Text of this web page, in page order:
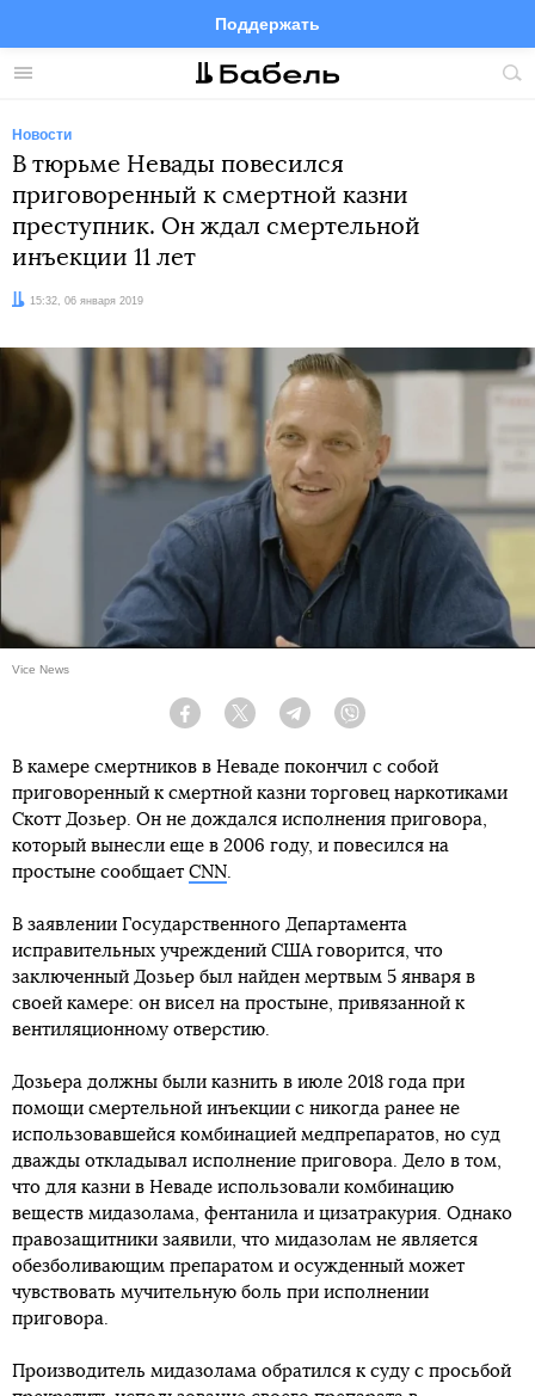
Меню
Поддержать
FacebookTelegramTwitter
Новости
В тюрьме Невады повесился
приговоренный к смертной казни
преступник. Он ждал смертельной
инъекции 11 лет
Дата:15:32, 06 января 2019
Vice News
Facebook Twitter Telegram
В камере смертников в Неваде покончил с собой
приговоренный к смертной казни торговец наркотиками
Скотт Дозьер. Он не дождался исполнения приговора,
который вынесли еще в 2006 году, и повесился на
простыне сообщает CNN.
В заявлении Государственного Департамента
исправительных учреждений США говорится, что
заключенный Дозьер был найден мертвым 5 января в
своей камере: он висел на простыне, привязанной к
вентиляционному отверстию.
Дозьера должны были казнить в июле 2018 года при
помощи смертельной инъекции с никогда ранее не
использовавшейся комбинацией медпрепаратов, но суд
дважды откладывал исполнение приговора. Дело в том,
что для казни в Неваде использовали комбинацию
веществ мидазолама, фентанила и цизатракурия. Однако
правозащитники заявили, что мидазолам не является
обезболивающим препаратом и осужденный может
чувствовать мучительную боль при исполнении
приговора.
Производитель мидазолама обратился к суду с просьбой